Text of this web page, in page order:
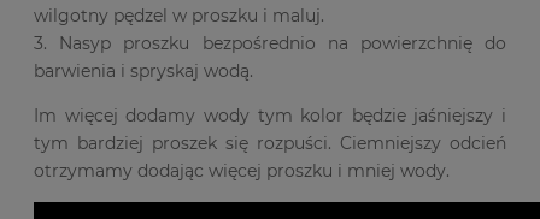
wilgotny pędzel w proszku i maluj.
3. Nasyp proszku bezpośrednio na powierzchnię do
barwienia i spryskaj wodą.
Im więcej dodamy wody tym kolor będzie jaśniejszy i
tym bardziej proszek się rozpuści. Ciemniejszy odcień
otrzymamy dodając więcej proszku i mniej wody.